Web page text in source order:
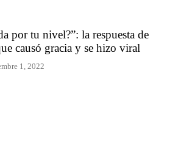
por tu nivel?”: la respuesta de
causó gracia y se hizo viral
1, 2022